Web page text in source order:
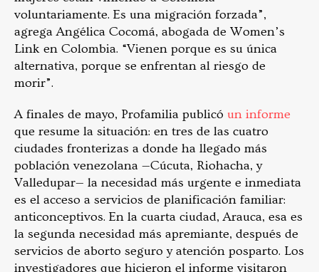
voluntariamente. Es una migración forzada”,
agrega Angélica Cocomá, abogada de Women’s
Link en Colombia. “Vienen porque es su única
alternativa, porque se enfrentan al riesgo de
morir”.
A finales de mayo, Profamilia publicó un informe
que resume la situación: en tres de las cuatro
ciudades fronterizas a donde ha llegado más
población venezolana —Cúcuta, Riohacha, y
Valledupar— la necesidad más urgente e inmediata
es el acceso a servicios de planificación familiar:
anticonceptivos. En la cuarta ciudad, Arauca, esa es
la segunda necesidad más apremiante, después de
servicios de aborto seguro y atención posparto. Los
investigadores que hicieron el informe visitaron